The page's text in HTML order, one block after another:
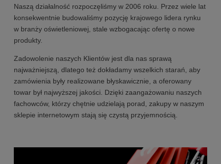
Naszą działalność rozpoczęliśmy w 2006 roku. Przez wiele lat
konsekwentnie budowaliśmy pozycję krajowego lidera rynku
w branży oświetleniowej, stale wzbogacając ofertę o nowe
produkty.
Zadowolenie naszych Klientów jest dla nas sprawą
najważniejszą, dlatego też dokładamy wszelkich starań, aby
zamówienia były realizowane błyskawicznie, a oferowany
towar był najwyższej jakości. Dzięki zaangażowaniu naszych
fachowców, którzy chętnie udzielają porad, zakupy w naszym
sklepie internetowym stają się czystą przyjemnością.